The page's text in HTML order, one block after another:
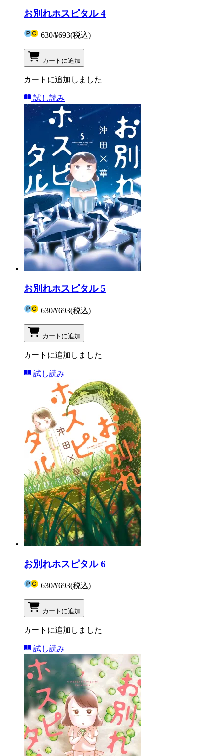
お別れホスピタル 4
630/¥693(税込)
カートに追加
カートに追加しました
試し読み
お別れホスピタル 5
630/¥693(税込)
カートに追加
カートに追加しました
試し読み
お別れホスピタル 6
630/¥693(税込)
カートに追加
カートに追加しました
試し読み